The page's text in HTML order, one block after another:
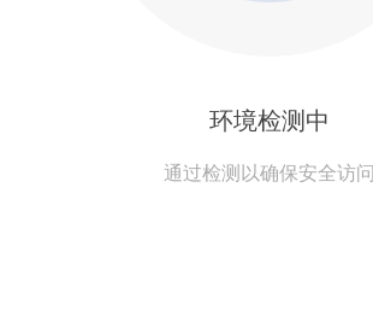
环境检测中
通过检测以确保安全访问